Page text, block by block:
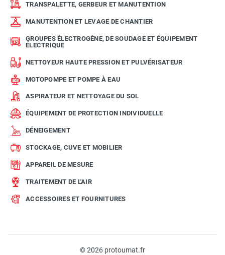
TRANSPALETTE, GERBEUR ET MANUTENTION
MANUTENTION ET LEVAGE DE CHANTIER
GROUPES ÉLECTROGÈNE, DE SOUDAGE ET ÉQUIPEMENT
ÉLECTRIQUE
NETTOYEUR HAUTE PRESSION ET PULVÉRISATEUR
MOTOPOMPE ET POMPE À EAU
ASPIRATEUR ET NETTOYAGE DU SOL
ÉQUIPEMENT DE PROTECTION INDIVIDUELLE
DÉNEIGEMENT
STOCKAGE, CUVE ET MOBILIER
APPAREIL DE MESURE
TRAITEMENT DE L'AIR
ACCESSOIRES ET FOURNITURES
© 2026 protoumat.fr